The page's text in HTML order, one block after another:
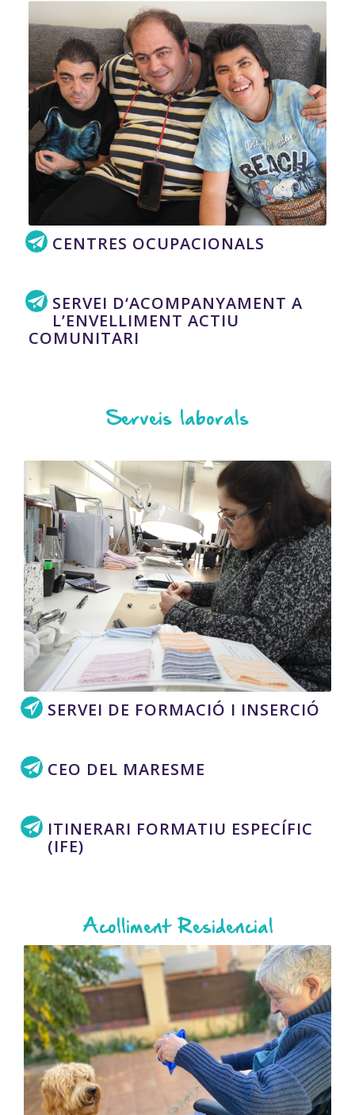
CENTRES OCUPACIONALS
SERVEI D‘ACOMPANYAMENT A
L’ENVELLIMENT ACTIU
COMUNITARI
Serveis laborals
SERVEI DE FORMACIÓ I INSERCIÓ
CEO DEL MARESME
ITINERARI FORMATIU ESPECÍFIC
(IFE)
Acolliment Residencial